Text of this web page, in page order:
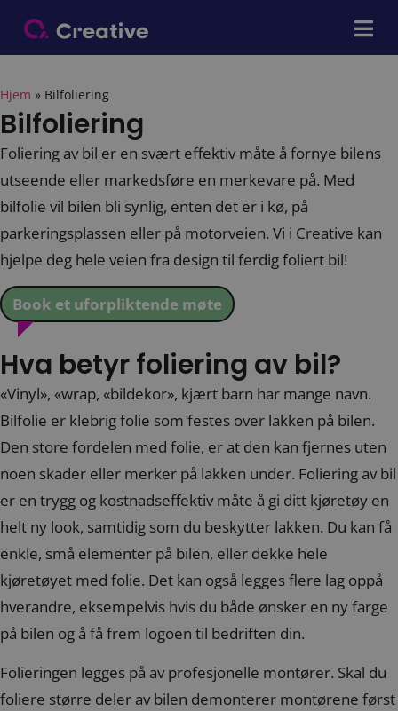
Hjem » Bilfoliering
Bilfoliering
Foliering av bil er en svært effektiv måte å fornye bilens
utseende eller markedsføre en merkevare på. Med
bilfolie vil bilen bli synlig, enten det er i kø, på
parkeringsplassen eller på motorveien. Vi i Creative kan
hjelpe deg hele veien fra design til ferdig foliert bil!
Book et uforpliktende møte
Hva betyr foliering av bil?
«Vinyl», «wrap, «bildekor», kjært barn har mange navn.
Bilfolie er klebrig folie som festes over lakken på bilen.
Den store fordelen med folie, er at den kan fjernes uten
noen skader eller merker på lakken under. Foliering av bil
er en trygg og kostnadseffektiv måte å gi ditt kjøretøy en
helt ny look, samtidig som du beskytter lakken. Du kan få
enkle, små elementer på bilen, eller dekke hele
kjøretøyet med folie. Det kan også legges flere lag oppå
hverandre, eksempelvis hvis du både ønsker en ny farge
på bilen og å få frem logoen til bedriften din.
Folieringen legges på av profesjonelle montører. Skal du
foliere større deler av bilen demonterer montørene først